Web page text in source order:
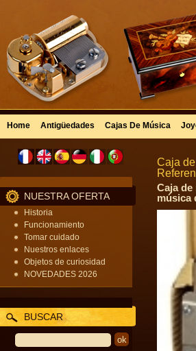
Home Antigüedades Cajas De Música
NUESTRA OFERTA
Historia
Funcionamiento
Tomar cuidado
Nuestros enlaces
Objetos de curiosidad
NOVEDADES 2026
BUSCAR
Caja
Caja de
música